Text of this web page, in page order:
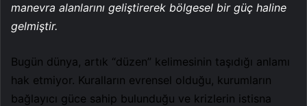
manevra alanlarını geliştirerek bölgesel bir güç haline
gelmiştir.
Bugün dünya, artık “düzen” kelimesinin taşıdığı anlamı
hak etmiyor. Kuralların evrensel olduğu, kurumların
bağlayıcı güce sahip bulunduğu ve krizlerin istisna